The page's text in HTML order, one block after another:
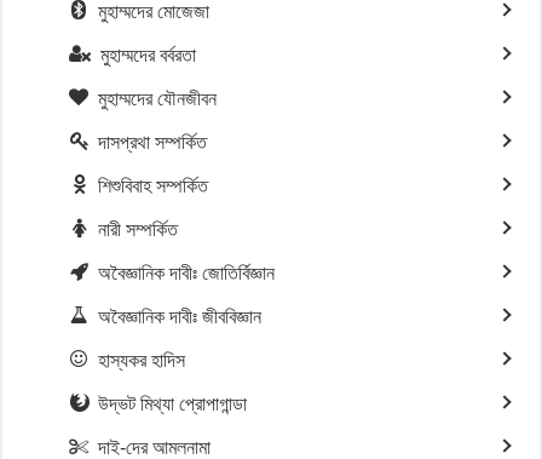
মুহাম্মদের মোজেজা
মুহাম্মদের বর্বরতা
মুহাম্মদের যৌনজীবন
দাসপ্রথা সম্পর্কিত
শিশুবিবাহ সম্পর্কিত
নারী সম্পর্কিত
অবৈজ্ঞানিক দাবীঃ জোতির্বিজ্ঞান
অবৈজ্ঞানিক দাবীঃ জীববিজ্ঞান
হাস্যকর হাদিস
উদ্ভট মিথ্যা প্রোপাগান্ডা
দাই-দের আমলনামা